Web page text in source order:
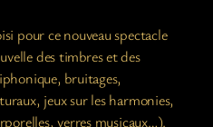
pour ce nouveau spectacle
des timbres et des
bruitages,
jeux sur les harmonies,
verres musicaux…).